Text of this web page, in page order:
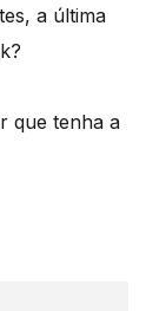
a última
que tenha a